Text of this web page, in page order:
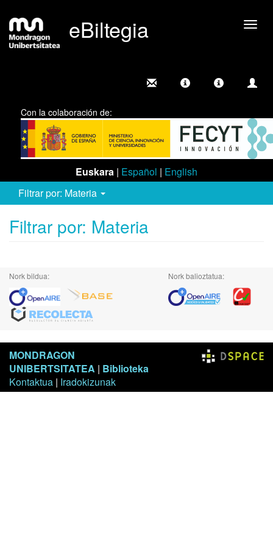
eBiltegia
Con la colaboración de:
Euskara | Español | English
Filtrar por: Materia
Filtrar por: Materia
Nork bildua: Nork balioztatua:
MONDRAGON
UNIBERTSITATEA | Biblioteka
Kontaktua | Iradokizunak